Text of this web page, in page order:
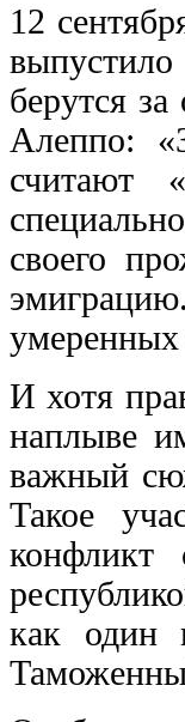
12
берутся
Алеппо:
считают
своего
умеренных
И хотя
наплыве
важный
Такое
как один